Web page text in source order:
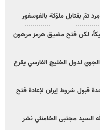
تمّ بقنابل ملوّثة بالفوسفور
لكن فتح مضيق هرمز مرهون
الجوي لدول الخليج الفارسي يقرع
قبول شروط إيران لإعادة فتح
السيد مجتبى الخامنئي نشر